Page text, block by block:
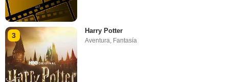
3
Harry Potter
Aventura, Fantasía